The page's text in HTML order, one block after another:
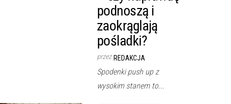
podnoszą i
zaokrąglają
pośladki?
przez REDAKCJA
Spodenki push up z
wysokim stanem to...